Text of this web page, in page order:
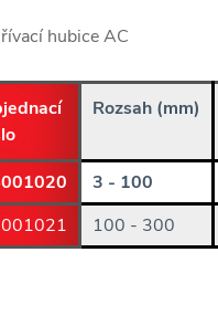
hubice AC
Rozsah (mm)
3 - 100
100 - 300